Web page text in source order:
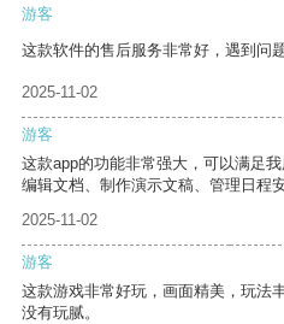
游客
这款软件的售后服务非常好，遇到问
2025-11-02
游客
这款app的功能非常强大，可以满足
编辑文档、制作演示文稿、管理日程安
2025-11-02
游客
这款游戏非常好玩，画面精美，玩法
没有玩腻。